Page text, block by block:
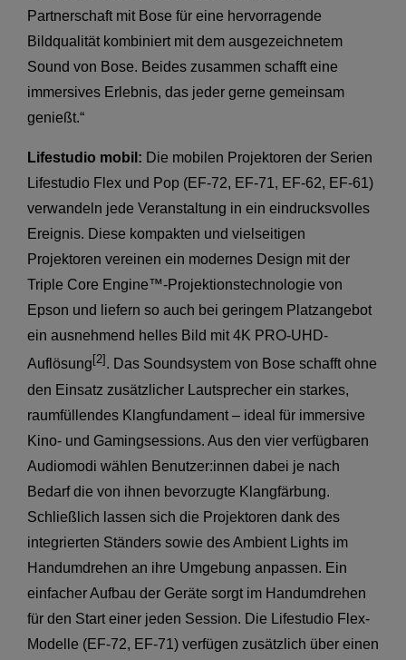
Partnerschaft mit Bose für eine hervorragende
Bildqualität kombiniert mit dem ausgezeichnetem
Sound von Bose. Beides zusammen schafft eine
immersives Erlebnis, das jeder gerne gemeinsam
genießt.“
Lifestudio mobil: Die mobilen Projektoren der Serien
Lifestudio Flex und Pop (EF-72, EF-71, EF-62, EF-61)
verwandeln jede Veranstaltung in ein eindrucksvolles
Ereignis. Diese kompakten und vielseitigen
Projektoren vereinen ein modernes Design mit der
Triple Core Engine™-Projektionstechnologie von
Epson und liefern so auch bei geringem Platzangebot
ein ausnehmend helles Bild mit 4K PRO-UHD-
Auflösung [2] . Das Soundsystem von Bose schafft ohne
den Einsatz zusätzlicher Lautsprecher ein starkes,
raumfüllendes Klangfundament – ideal für immersive
Kino- und Gamingsessions. Aus den vier verfügbaren
Audiomodi wählen Benutzer:innen dabei je nach
Bedarf die von ihnen bevorzugte Klangfärbung.
Schließlich lassen sich die Projektoren dank des
integrierten Ständers sowie des Ambient Lights im
Handumdrehen an ihre Umgebung anpassen. Ein
einfacher Aufbau der Geräte sorgt im Handumdrehen
für den Start einer jeden Session. Die Lifestudio Flex-
Modelle (EF-72, EF-71) verfügen zusätzlich über einen